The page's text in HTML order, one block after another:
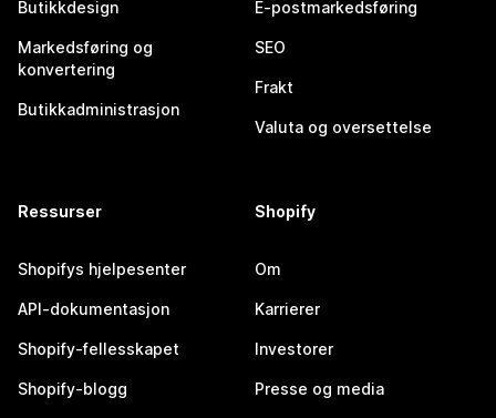
Butikkdesign
Markedsføring og
konvertering
Butikkadministrasjon
E-postmarkedsføring
SEO
Frakt
Valuta og oversettelse
Ressurser
Shopifys hjelpesenter
API-dokumentasjon
Shopify-fellesskapet
Shopify-blogg
Shopify
Om
Karrierer
Investorer
Presse og media